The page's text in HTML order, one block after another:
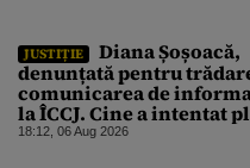
JUSTIȚIE
Diana Șoșoacă,
denunțată pentru
comunicarea de
la ÎCCJ. Cine a intentat
penală
18:12, 06 Aug 2026